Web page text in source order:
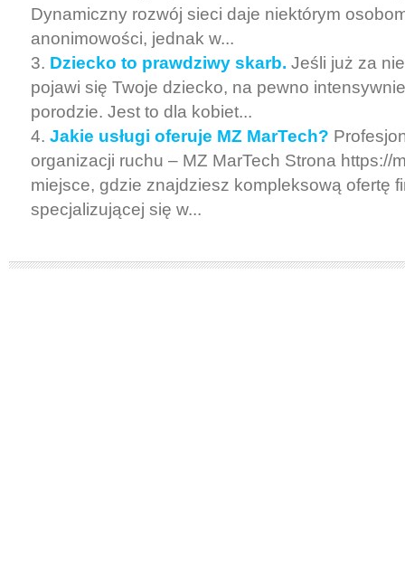
Dynamiczny rozwój sieci daje niektórym
anonimowości, jednak w...
Dziecko to prawdziwy skarb. Jeśli już za
pojawi się Twoje dziecko, na pewno
porodzie. Jest to dla kobiet...
Jakie usługi oferuje MZ MarTech?
organizacji ruchu – MZ MarTech Strona https://
miejsce, gdzie znajdziesz kompleksową ofertę
specjalizującej się w...